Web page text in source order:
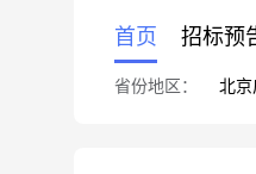
首页 招标预
省份地区： 北京